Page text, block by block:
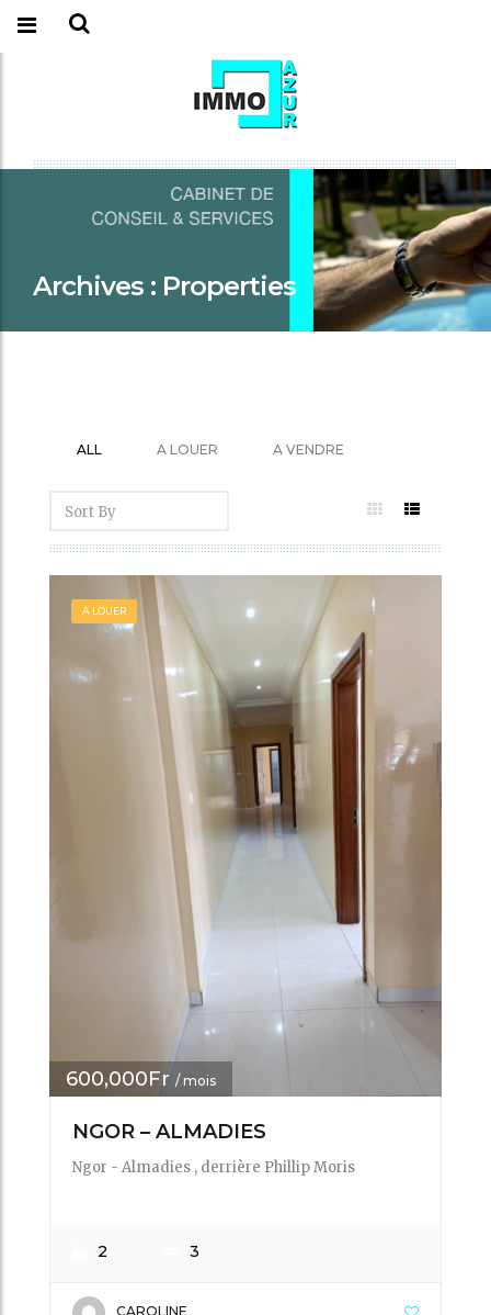
Archives : Properties
ALL A LOUER A VENDRE
A LOUER
600,000Fr / mois
NGOR – ALMADIES
Ngor - Almadies , derrière Phillip Moris
2 3
CAROLINE